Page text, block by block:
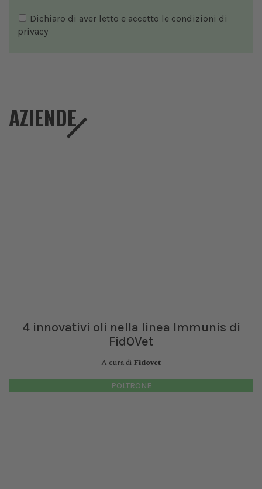
Dichiaro di aver letto e accetto le condizioni di
privacy
AZIENDE
4 innovativi oli nella linea Immunis di
FidOVet
A cura di Fidovet
POLTRONE